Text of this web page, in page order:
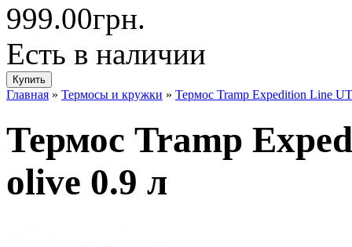
999.00грн.
Есть в наличии
Главная » Термосы и кружки » Термос Tramp Expedition Line
Термос Tramp
olive 0.9 л